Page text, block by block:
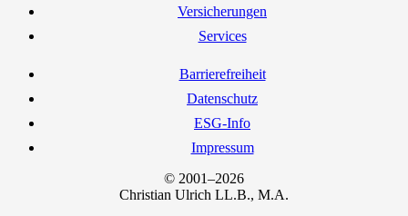
Ver­si­che­run­gen
Ser­vices
Bar­rie­re­frei­heit
Daten­schutz
ESG-Info
Impres­sum
© 2001–2026
Chris­ti­an Ulrich LL.B., M.A.